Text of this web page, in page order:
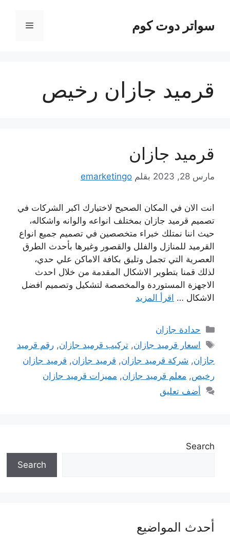
المحتوىسواتر دوت كوم القائمة
قرميد جازان رخيص
قرميد جازان
مارس 28, 2023 بقلم emarketingo
انت الان في المكان الصحيح لاختيارك اكبر الشركات في
تصميم قرميد جازان بمختلف انواعه والوانه واشكاله،
حيث اننا نمتلك خبراء متخصصين في تصميم جميع انواع
القرميد للمنازل والفلل والقصور وغيرها بأحدث الطرق
العصرية التي تجمل وتليق بكافة الاماكن علي حدي،
لذلك قمنا بتطوير الاشكال المقدمة من خلال احدث
الاجهزة المستوردة والمخصصة لتشكيل وتصميم افضل
الاشكال … اقرأ المزيد
التصنيفات
حدادة جازان
الوسوم
اسعار قرميد جازان,تركيب قرميد جازان,رقم قرميد
جازان, شركة قرميد جازان, قرميد جازان, قرميد جازان
رخيص, معلم قرميد جازان, مميزات قرميد جازان
أضف تعليق
Search
Search
أحدث المواضيع